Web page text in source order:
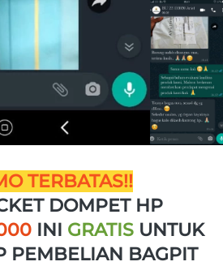
TERBATAS!!
INI GRATIS UNTUK
PEMBELIAN BAGPIT